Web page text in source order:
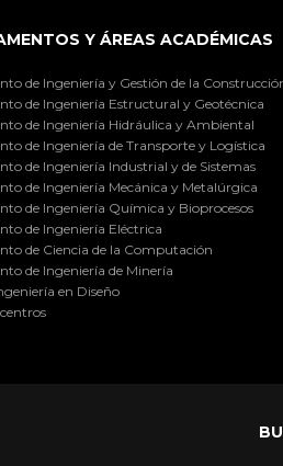
Y ÁREAS ACADÉMICAS
de Ingeniería y Gestión de la
de Ingeniería Estructural y Geotécnica
de Ingeniería Hidráulica y Ambiental
de Ingeniería de Transporte y Logística
de Ingeniería Industrial y de Sistemas
de Ingeniería Mecánica y Metalúrgica
de Ingeniería Química y Bioprocesos
de Ingeniería Eléctrica
de Ciencia de la Computación
de Ingeniería de Minería
en Diseño